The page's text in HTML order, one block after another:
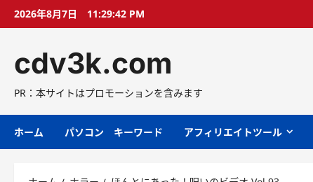
プ
2026年8月7日 11:29:43 PM
cdv3k.com
PR：本サイトはプロモーションを含みます
ホーム パソコン キーワード アフィリエイトツール